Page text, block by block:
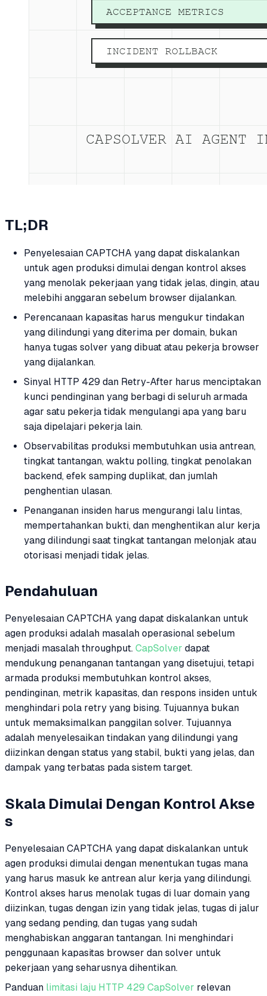
TL;DR
Penyelesaian CAPTCHA yang dapat diskalankan
untuk agen produksi dimulai dengan kontrol akses
yang menolak pekerjaan yang tidak jelas, dingin, atau
melebihi anggaran sebelum browser dijalankan.
Perencanaan kapasitas harus mengukur tindakan
yang dilindungi yang diterima per domain, bukan
hanya tugas solver yang dibuat atau pekerja browser
yang dijalankan.
Sinyal HTTP 429 dan Retry-After harus menciptakan
kunci pendinginan yang berbagi di seluruh armada
agar satu pekerja tidak mengulangi apa yang baru
saja dipelajari pekerja lain.
Observabilitas produksi membutuhkan usia antrean,
tingkat tantangan, waktu polling, tingkat penolakan
backend, efek samping duplikat, dan jumlah
penghentian ulasan.
Penanganan insiden harus mengurangi lalu lintas,
mempertahankan bukti, dan menghentikan alur kerja
yang dilindungi saat tingkat tantangan melonjak atau
otorisasi menjadi tidak jelas.
Pendahuluan
Penyelesaian CAPTCHA yang dapat diskalankan untuk
agen produksi adalah masalah operasional sebelum
menjadi masalah throughput. CapSolver dapat
mendukung penanganan tantangan yang disetujui, tetapi
armada produksi membutuhkan kontrol akses,
pendinginan, metrik kapasitas, dan respons insiden untuk
menghindari pola retry yang bising. Tujuannya bukan
untuk memaksimalkan panggilan solver. Tujuannya
adalah menyelesaikan tindakan yang dilindungi yang
diizinkan dengan status yang stabil, bukti yang jelas, dan
dampak yang terbatas pada sistem target.
Skala Dimulai Dengan Kontrol Akse
s
Penyelesaian CAPTCHA yang dapat diskalankan untuk
agen produksi dimulai dengan menentukan tugas mana
yang harus masuk ke antrean alur kerja yang dilindungi.
Kontrol akses harus menolak tugas di luar domain yang
diizinkan, tugas dengan izin yang tidak jelas, tugas di jalur
yang sedang pending, dan tugas yang sudah
menghabiskan anggaran tantangan. Ini menghindari
penggunaan kapasitas browser dan solver untuk
pekerjaan yang seharusnya dihentikan.
Panduan limitasi laju HTTP 429 CapSolver relevan